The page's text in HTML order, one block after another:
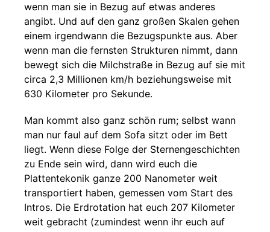
wenn man sie in Bezug auf etwas anderes
angibt. Und auf den ganz großen Skalen gehen
einem irgendwann die Bezugspunkte aus. Aber
wenn man die fernsten Strukturen nimmt, dann
bewegt sich die Milchstraße in Bezug auf sie mit
circa 2,3 Millionen km/h beziehungsweise mit
630 Kilometer pro Sekunde.
Man kommt also ganz schön rum; selbst wann
man nur faul auf dem Sofa sitzt oder im Bett
liegt. Wenn diese Folge der Sternengeschichten
zu Ende sein wird, dann wird euch die
Plattentekonik ganze 200 Nanometer weit
transportiert haben, gemessen vom Start des
Intros. Die Erdrotation hat euch 207 Kilometer
weit gebracht (zumindest wenn ihr euch auf